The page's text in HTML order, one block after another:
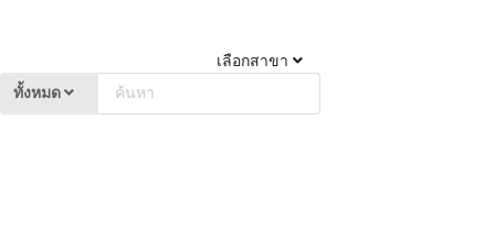
เลือกสาขา
ทั้งหมด